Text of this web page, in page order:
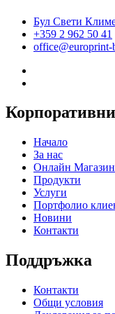
Бул Свети
+359 2 962 50 41
office@europrint-
Корпоративни
Начало
За нас
Онлайн Магазин
Продукти
Услуги
Портфолио
Новини
Контакти
Поддръжка
Контакти
Общи условия